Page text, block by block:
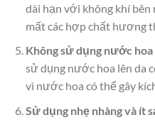
dài hạn với không khí bên
mất các hợp chất hương
Không sử dụng nước
sử dụng nước hoa lên da
vì nước hoa có thể gây
Sử dụng nhẹ nhàng và ít